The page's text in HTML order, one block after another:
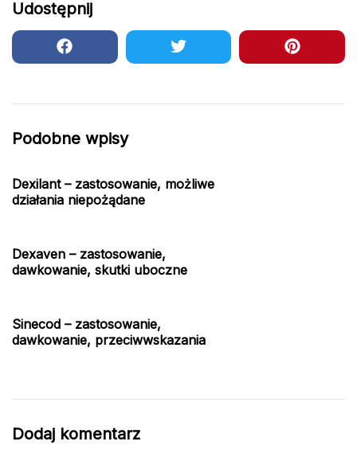
Udostępnij
Podobne wpisy
Dexilant – zastosowanie, możliwe
działania niepożądane
Dexaven – zastosowanie,
dawkowanie, skutki uboczne
Sinecod – zastosowanie,
dawkowanie, przeciwwskazania
Dodaj komentarz